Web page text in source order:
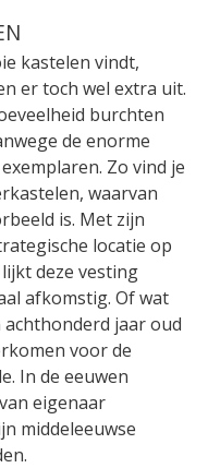
kastelen vindt,
er toch wel extra uit.
burchten
de enorme
Zo vind je
waarvan
is. Met zijn
locatie op
deze vesting
afkomstig. Of wat
achthonderd jaar oud
voor de
In de eeuwen
eigenaar
middeleeuwse